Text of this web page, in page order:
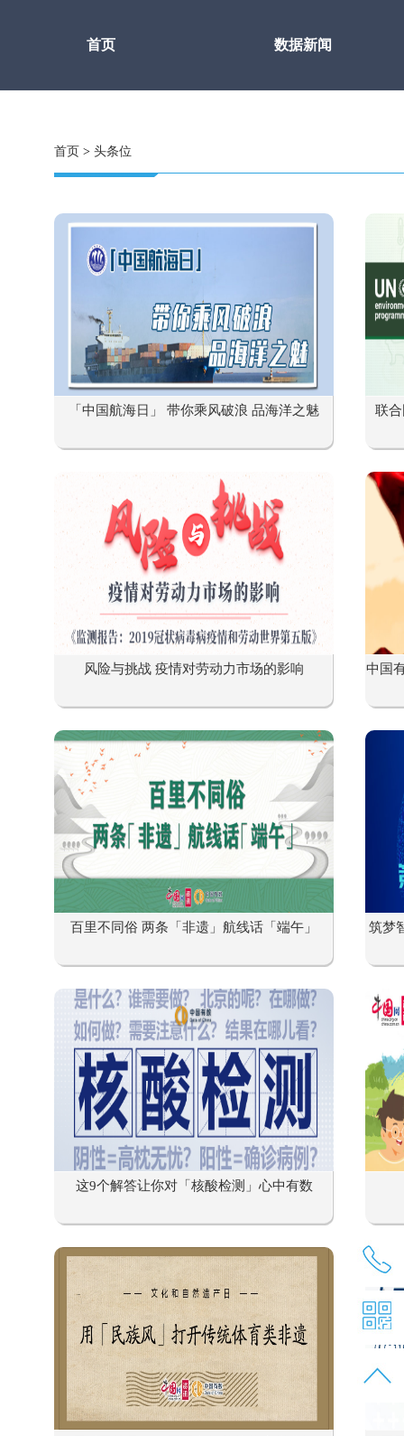
首页 数据新闻
首页 > 头条位
「中国航海日」 带你乘风破浪 品海洋之魅 联
风险与挑战 疫情对劳动力市场的影响 中国
百里不同俗 两条「非遗」航线话「端午」 筑梦
这9个解答让你对「核酸检测」心中有数